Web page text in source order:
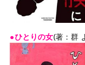
●ひとりの女(著：群